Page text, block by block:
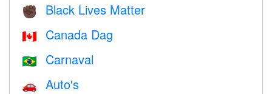
✊🏿 Black Lives Matter
🇨🇦 Canada Dag
🇧🇷 Carnaval
🚗 Auto's